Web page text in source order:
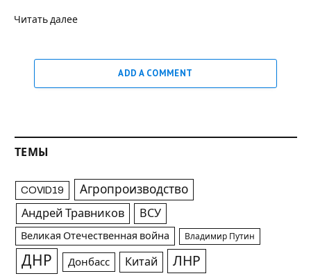
Читать далее
ADD A COMMENT
ТЕМЫ
COVID19 Агропроизводство
Андрей Травников ВСУ
Великая Отечественная война Владимир Путин
ДНР Донбасс Китай ЛНР